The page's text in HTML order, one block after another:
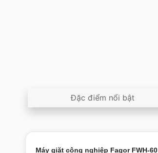
Đặc điểm nổi bật
Máy giặt công nghiệp Fagor FWH-60